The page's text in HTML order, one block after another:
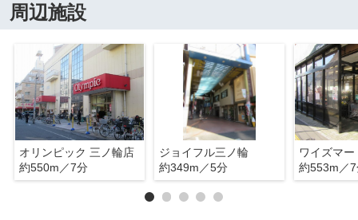
周辺施設
オリンピック 三ノ輪店
約550m／7分
ジョイフル三ノ輪
約349m／5分
ワイズマ
約553m／